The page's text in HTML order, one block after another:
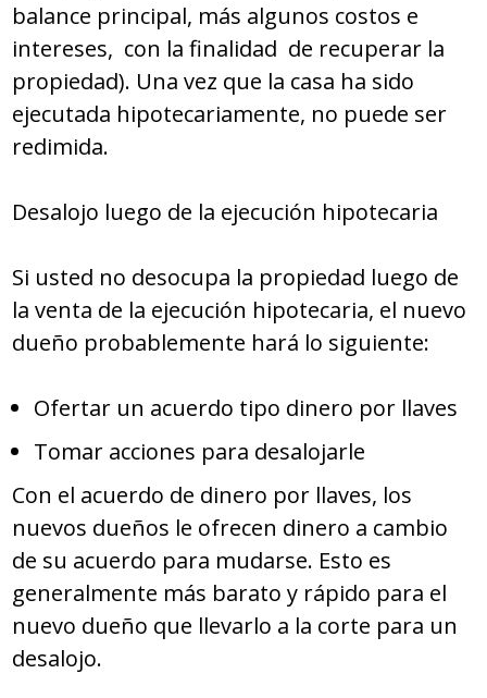
balance principal, más algunos costos e
intereses, con la finalidad de recuperar la
propiedad). Una vez que la casa ha sido
ejecutada hipotecariamente, no puede ser
redimida.
Desalojo luego de la ejecución hipotecaria
Si usted no desocupa la propiedad luego de
la venta de la ejecución hipotecaria, el nuevo
dueño probablemente hará lo siguiente:
Ofertar un acuerdo tipo dinero por llaves
Tomar acciones para desalojarle
Con el acuerdo de dinero por llaves, los
nuevos dueños le ofrecen dinero a cambio
de su acuerdo para mudarse. Esto es
generalmente más barato y rápido para el
nuevo dueño que llevarlo a la corte para un
desalojo.